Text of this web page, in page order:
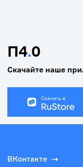
П4.0
Скачайте наше
Скачать в
ВКонтакте